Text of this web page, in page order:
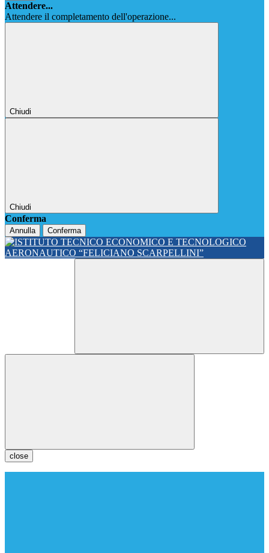
Attendere...
Attendere il completamento dell'operazione...
Chiudi
Chiudi
Conferma
Annulla Conferma
close